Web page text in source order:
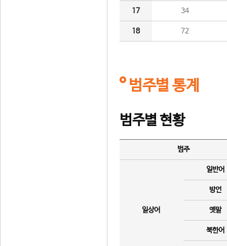
17 34
18 72
범주별 통계
범주별 현황
범주
일상어
일반어
방언
옛말
북한어